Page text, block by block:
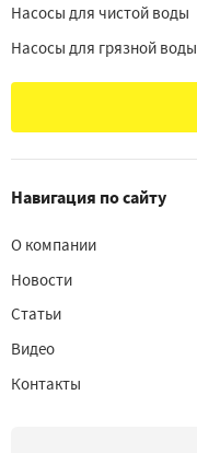
Насосы для чистой воды
Насосы для грязной воды
Навигация по сайту
О компании
Новости
Статьи
Видео
Контакты